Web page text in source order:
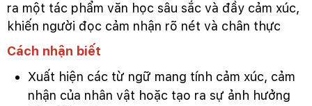
ra một tác phẩm văn học sâu sắc và đầy cảm xúc,
khiến người đọc cảm nhận rõ nét và chân thực
Cách nhận biết
Xuất hiện các từ ngữ mang tính cảm xúc, cảm
nhận của nhân vật hoặc tạo ra sự ảnh hưởng